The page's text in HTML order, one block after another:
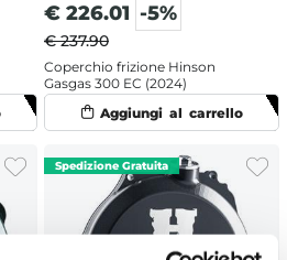
€ 226.01 -5%
€ 237.90
Coperchio frizione Hinson
Gasgas 300 EC (2024)